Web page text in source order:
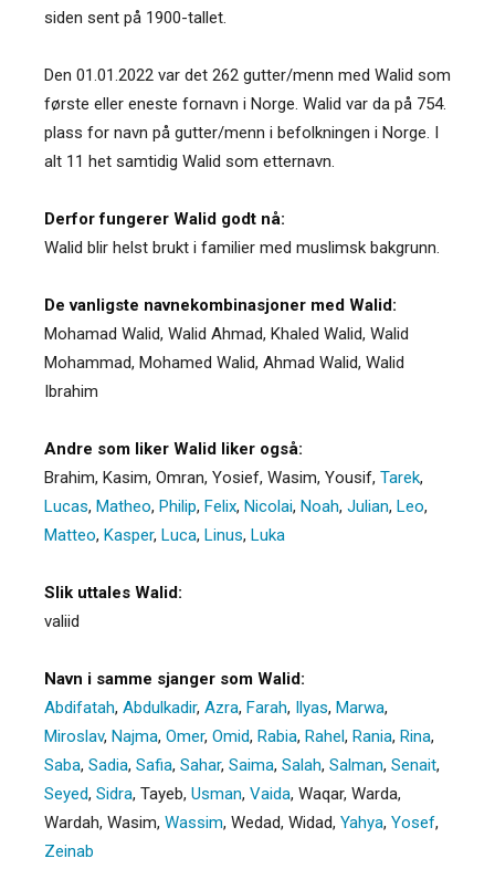
siden sent på 1900-tallet.
Den 01.01.2022 var det 262 gutter/menn med Walid som
første eller eneste fornavn i Norge. Walid var da på 754.
plass for navn på gutter/menn i befolkningen i Norge. I
alt 11 het samtidig Walid som etternavn.
Derfor fungerer Walid godt nå:
Walid blir helst brukt i familier med muslimsk bakgrunn.
De vanligste navnekombinasjoner med Walid:
Mohamad Walid, Walid Ahmad, Khaled Walid, Walid
Mohammad, Mohamed Walid, Ahmad Walid, Walid
Ibrahim
Andre som liker Walid liker også:
Brahim, Kasim, Omran, Yosief, Wasim, Yousif, Tarek,
Lucas, Matheo, Philip, Felix, Nicolai, Noah, Julian, Leo,
Matteo, Kasper, Luca, Linus, Luka
Slik uttales Walid:
valiid
Navn i samme sjanger som Walid:
Abdifatah, Abdulkadir, Azra, Farah, Ilyas, Marwa,
Miroslav, Najma, Omer, Omid, Rabia, Rahel, Rania, Rina,
Saba, Sadia, Safia, Sahar, Saima, Salah, Salman, Senait,
Seyed, Sidra, Tayeb, Usman, Vaida, Waqar, Warda,
Wardah, Wasim, Wassim, Wedad, Widad, Yahya, Yosef,
Zeinab